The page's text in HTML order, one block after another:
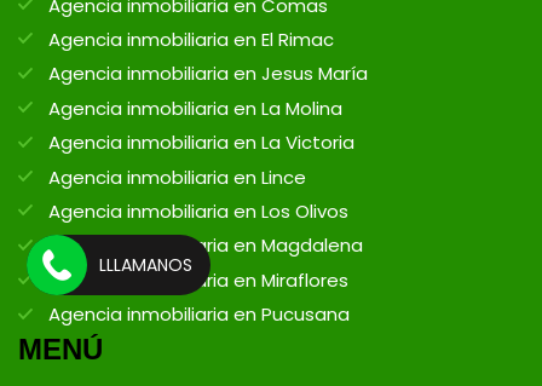
Agencia inmobiliaria en El Rimac
Agencia inmobiliaria en Jesus María
Agencia inmobiliaria en La Molina
Agencia inmobiliaria en La Victoria
Agencia inmobiliaria en Lince
Agencia inmobiliaria en Los Olivos
Agencia inmobiliaria en Magdalena
Agencia inmobiliaria en Miraflores
Agencia inmobiliaria en Pucusana
MENÚ
LLLAMANOS